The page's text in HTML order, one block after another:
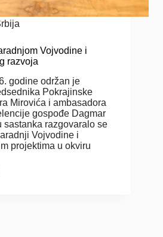
Vojvodine i
razvoja
godine održan je
Pokrajinske
Mirovića i ambasadora
gospođe Dagmar
sastanka razgovaralo se
Vojvodine i
projektima u okviru